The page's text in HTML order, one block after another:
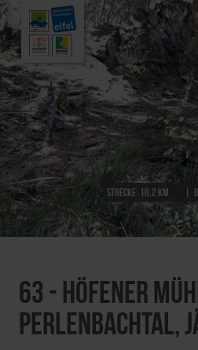
Strecke: 10,2 km
63 - Höfener
Perlenbachtal,